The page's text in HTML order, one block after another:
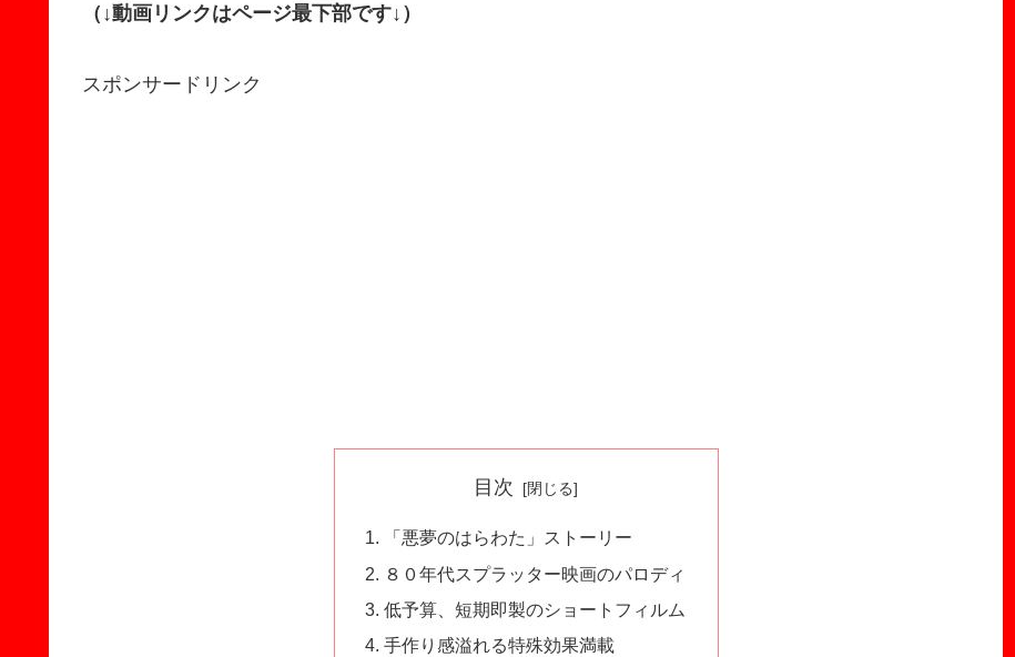
（↓動画リンクはページ最下部です↓）
スポンサードリンク
目次
「悪夢のはらわた」ストーリー
８０年代スプラッター映画のパロディ
低予算、短期即製のショートフィルム
手作り感溢れる特殊効果満載